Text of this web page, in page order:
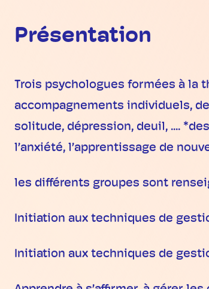
Présentation
Trois psychologues formées à la
accompagnements individuels,
solitude, dépression, deuil, ....
l’anxiété, l’apprentissage de
les différents groupes sont
Initiation aux techniques de
Initiation aux techniques de